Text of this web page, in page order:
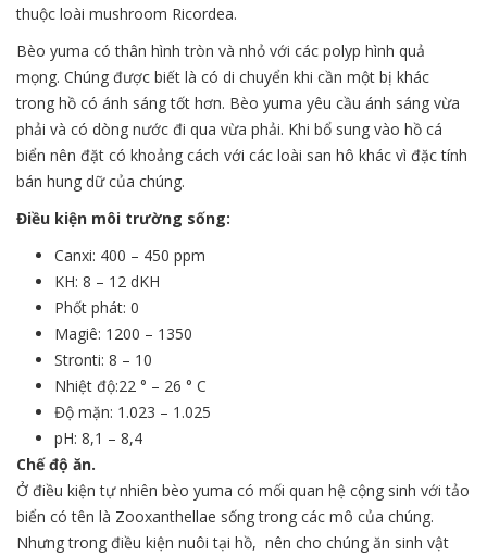
thuộc loài mushroom Ricordea.
Bèo yuma có thân hình tròn và nhỏ với các polyp hình quả
mọng. Chúng được biết là có di chuyển khi cần một bị khác
trong hồ có ánh sáng tốt hơn. Bèo yuma yêu cầu ánh sáng vừa
phải và có dòng nước đi qua vừa phải. Khi bổ sung vào hồ cá
biển nên đặt có khoảng cách với các loài san hô khác vì đặc tính
bán hung dữ của chúng.
Điều kiện môi trường sống:
Canxi: 400 – 450 ppm
KH: 8 – 12 dKH
Phốt phát: 0
Magiê: 1200 – 1350
Stronti: 8 – 10
Nhiệt độ:22 ° – 26 ° C
Độ mặn: 1.023 – 1.025
pH: 8,1 – 8,4
Chế độ ăn.
Ở điều kiện tự nhiên bèo yuma có mối quan hệ cộng sinh với tảo
biển có tên là Zooxanthellae sống trong các mô của chúng.
Nhưng trong điều kiện nuôi tại hồ, nên cho chúng ăn sinh vật